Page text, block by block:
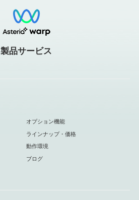
製品サービス
オプション機能
ラインナップ・価格
動作環境
ブログ